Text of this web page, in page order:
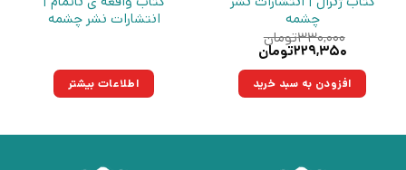
چشمه
۳۳۰,۰۰۰تومان
قیمت
۳۳۰,۰۰۰تومان
بود.
۲۲۹,۳۵۰تومان
۲۲۹,۳۵۰تومان.افزودن به سبد خرید
انتشارات نشر چشمه
اطلاعات بیشتر